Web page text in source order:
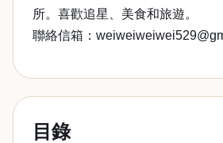
所。喜歡追星、美食和旅遊。
聯絡信箱：
目錄